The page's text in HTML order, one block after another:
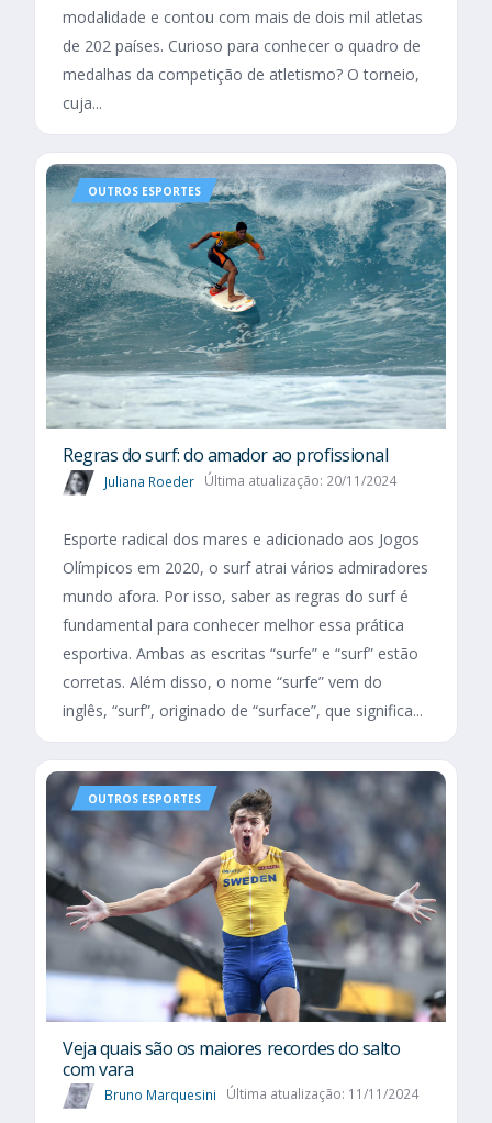
modalidade e contou com mais de dois mil atletas
de 202 países. Curioso para conhecer o quadro de
medalhas da competição de atletismo? O torneio,
cuja...
OUTROS ESPORTES
Regras do surf: do amador ao profissional
Juliana Roeder Última atualização: 20/11/2024
Esporte radical dos mares e adicionado aos Jogos
Olímpicos em 2020, o surf atrai vários admiradores
mundo afora. Por isso, saber as regras do surf é
fundamental para conhecer melhor essa prática
esportiva. Ambas as escritas “surfe” e “surf” estão
corretas. Além disso, o nome “surfe” vem do
inglês, “surf”, originado de “surface”, que significa...
OUTROS ESPORTES
Veja quais são os maiores recordes do salto
com vara
Bruno Marquesini Última atualização: 11/11/2024